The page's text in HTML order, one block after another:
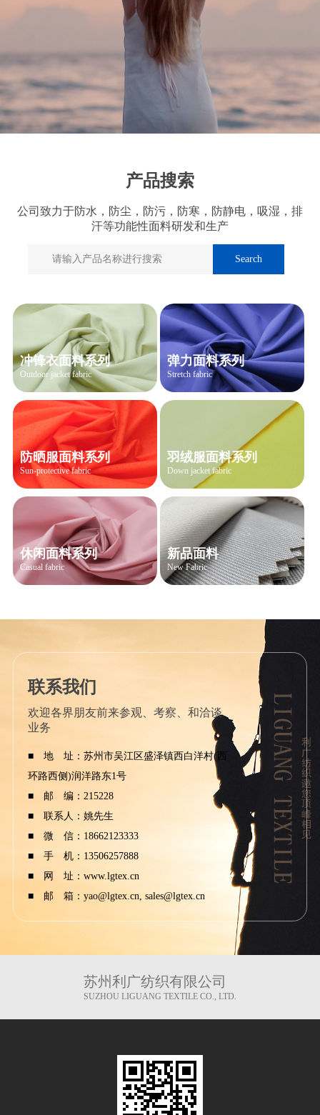
产品搜索
公司致力于防水，防尘，防污，防寒，防静电，吸湿，排
汗等功能性面料研发和生产
冲锋衣面料系列
Outdoor jacket fabric
弹力面料系列
Stretch fabric
防晒服面料系列
Sun-protective fabric
羽绒服面料系列
Down jacket fabric
休闲面料系列
Casual fabric
新品面料
New Fabric
联系我们
欢迎各界朋友前来参观、考察、和洽谈
业务
■ 地 址：苏州市吴江区盛泽镇西白洋村(西
环路西侧)润洋路东1号
■ 邮 编：215228
■ 联系人：姚先生
■ 微 信：18662123333
■ 手 机：13506257888
■ 网 址：www.lgtex.cn
■ 邮 箱：yao@lgtex.cn, sales@lgtex.cn
苏州利广纺织有限公司
SUZHOU LIGUANG TEXTILE CO., LTD.